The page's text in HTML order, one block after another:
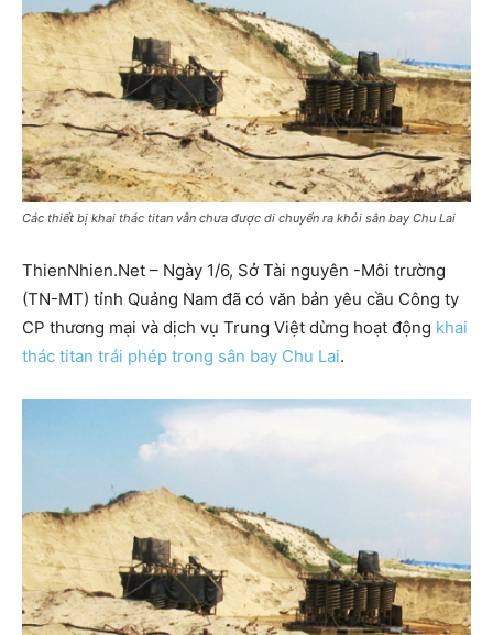
Các thiết bị khai thác titan vẫn chưa được di chuyển ra khỏi sân bay Chu Lai
ThienNhien.Net – Ngày 1/6, Sở Tài nguyên -Môi trường
(TN-MT) tỉnh Quảng Nam đã có văn bản yêu cầu Công ty
CP thương mại và dịch vụ Trung Việt dừng hoạt động khai
thác titan trái phép trong sân bay Chu Lai.